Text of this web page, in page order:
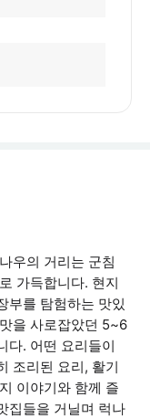
우의 거리는 군침
가득합니다. 현지
부를 탐험하는 맛있
을 사로잡았던 5~6
다. 어떤 요리들이
조리된 요리, 활기
이야기와 함께 즐
집들을 거닐며 럭나